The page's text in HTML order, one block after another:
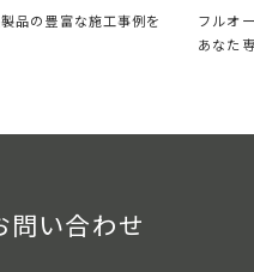
事例を
フルオープン＆クロー
あなた専用のガレージ
問い合わせ